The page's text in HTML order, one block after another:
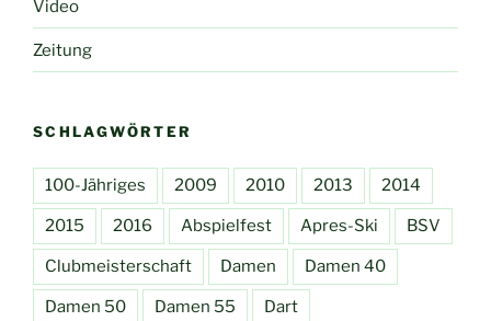
Video
Zeitung
SCHLAGWÖRTER
100-Jähriges 2009 2010 2013 2014
2015 2016 Abspielfest Apres-Ski BSV
Clubmeisterschaft Damen Damen 40
Damen 50 Damen 55 Dart